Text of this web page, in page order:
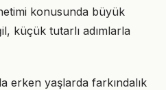
konusunda büyük
küçük tutarlı adımlarla
erken yaşlarda farkındalık